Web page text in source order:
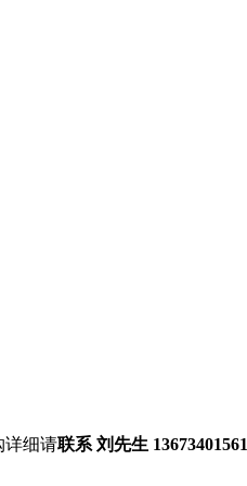
详细请联系 刘先生 13673401561